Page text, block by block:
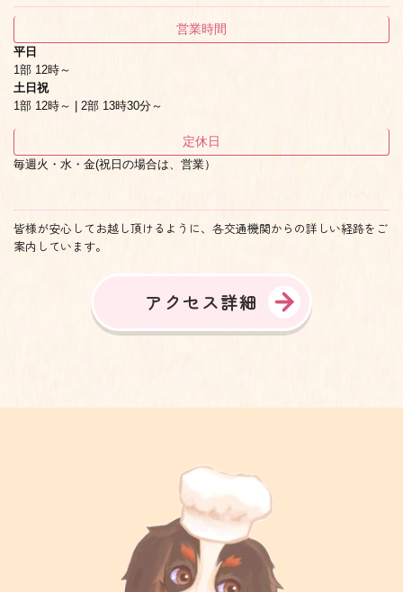
営業時間
平日
1部 12時～
土日祝
1部 12時～ | 2部 13時30分～
定休日
毎週火・水・金(祝日の場合は、営業）
皆様が安心してお越し頂けるように、各交通機関からの詳しい経路をご
案内しています。
アクセス詳細